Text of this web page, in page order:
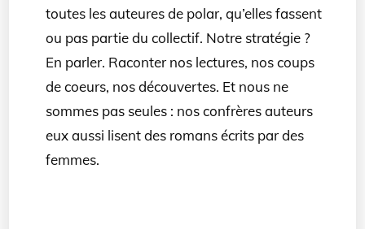
toutes les auteures de polar, qu’elles fassent
ou pas partie du collectif. Notre stratégie ?
En parler. Raconter nos lectures, nos coups
de coeurs, nos découvertes. Et nous ne
sommes pas seules : nos confrères auteurs
eux aussi lisent des romans écrits par des
femmes.